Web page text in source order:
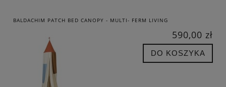
BALDACHIM PATCH BED CANOPY - MULTI- FERM LIVING
590,00 zł
DO KOSZYKA